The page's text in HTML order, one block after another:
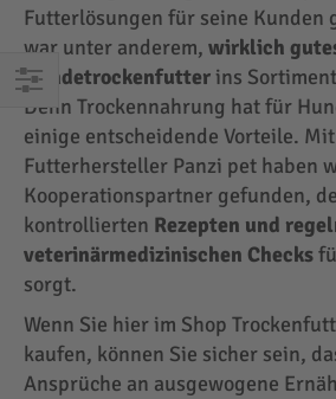
EINKAUFEN
NACH
Futterlösungen für seine Kunden
war unter anderem, wirklich
Hundetrockenfutter ins
Denn Trockennahrung hat für
einige entscheidende Vorteile.
Futterhersteller Panzi pet haben
Kooperationspartner gefunden,
kontrollierten Rezepten und
veterinärmedizinischen Checks
sorgt.
Wenn Sie hier im Shop
kaufen, können Sie sicher sein,
Ansprüche an ausgewogene